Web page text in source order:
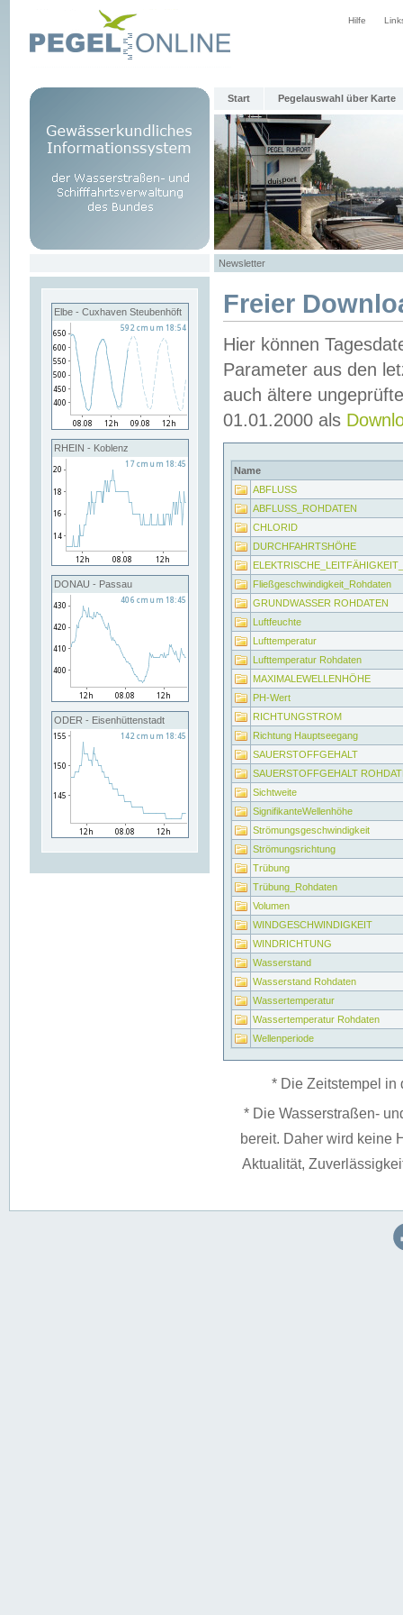
Hilfe
Start Pegelauswahl über Karte
Newsletter
Elbe - Cuxhaven Steubenhöft
RHEIN - Koblenz
DONAU - Passau
ODER - Eisenhüttenstadt
Freier
Hier können
Parameter aus den
auch ältere
01.01.2000 als
Name
ABFLUSS
ABFLUSS_ROHDATEN
CHLORID
DURCHFAHRTSHÖHE
Fließgeschwindigkeit_Rohdaten
GRUNDWASSER ROHDATEN
Luftfeuchte
Lufttemperatur
Lufttemperatur Rohdaten
MAXIMALEWELLENHÖHE
PH-Wert
RICHTUNGSTROM
Richtung Hauptseegang
SAUERSTOFFGEHALT
SAUERSTOFFGEHALT
Sichtweite
SignifikanteWellenhöhe
Strömungsgeschwindigkeit
Strömungsrichtung
Trübung
Trübung_Rohdaten
Volumen
WINDGESCHWINDIGKEIT
WINDRICHTUNG
Wasserstand
Wasserstand Rohdaten
Wassertemperatur
Wassertemperatur Rohdaten
Wellenperiode
* Die Zeitstempel in
* Die Wasserstraßen-
bereit. Daher wird keine
Aktualität,